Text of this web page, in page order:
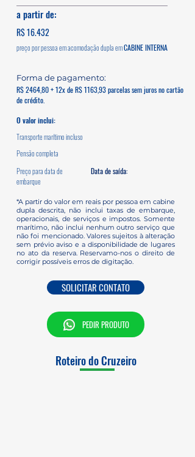
a partir de:
R$ 16.432
CABINE INTERNA
preço por pessoa em acomodação dupla em
Forma de pagamento:
R$ 2464,80 + 12x de R$ 1163,93 parcelas sem juros no cartão
de crédito.
O valor inclui:
Transporte marítimo incluso
Pensão completa
Preço para data de
embarque
Data de saída:
*A partir do valor em reais por pessoa em cabine
dupla descrita, não inclui taxas de embarque,
operacionais, de serviços e impostos. Somente
marítimo, não inclui nenhum outro serviço que
não foi mencionado. Valores sujeitos à alteração
sem prévio aviso e a disponibilidade de lugares
no ato da reserva. Reservamo-nos o direito de
corrigir possíveis erros de digitação.
SOLICITAR CONTATO
PEDIR PRODUTO
Roteiro do Cruzeiro